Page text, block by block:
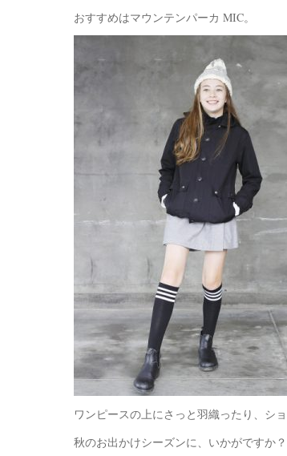
おすすめはマウンテンパーカ MIC。
ワンピースの上にさっと羽織ったり、シ
秋のお出かけシーズンに、いかがですか？